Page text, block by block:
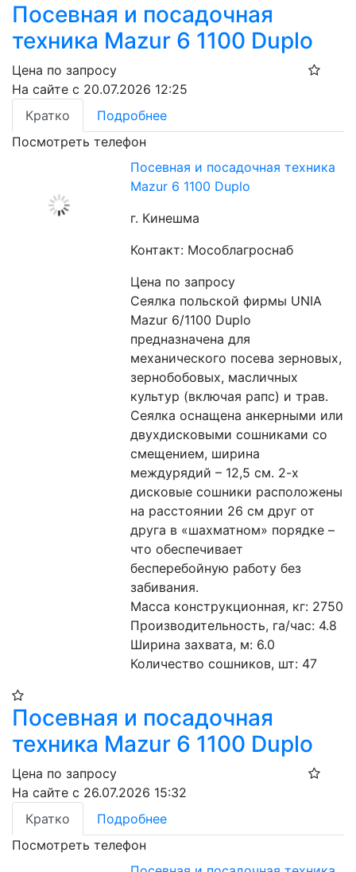
Посевная и посадочная
техника Mazur 6 1100 Duplo
Цена по запросу
На сайте с 20.07.2026 12:25
Кратко
Подробнее
Посмотреть телефон
Посевная и посадочная техника
Mazur 6 1100 Duplo
г. Кинешма
Контакт: Мособлагроснаб
Цена по запросу
Сеялка польской фирмы UNIA
Mazur 6/1100 Duplo
предназначена для
механического посева зерновых,
зернобобовых, масличных
культур (включая рапс) и трав.
Сеялка оснащена анкерными или
двухдисковыми сошниками со
смещением, ширина
междурядий – 12,5 см. 2-х
дисковые сошники расположены
на расстоянии 26 см друг от
друга в «шахматном» порядке –
что обеспечивает
бесперебойную работу без
забивания.
Масса конструкционная, кг: 2750
Производительность, га/час: 4.8
Ширина захвата, м: 6.0
Количество сошников, шт: 47
Посевная и посадочная
техника Mazur 6 1100 Duplo
Цена по запросу
На сайте с 26.07.2026 15:32
Кратко
Подробнее
Посмотреть телефон